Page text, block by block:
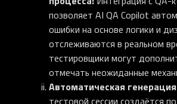
позволяет AI QA Copilot
ошибки на основе логики и
отслеживаются в реальном
тестировщики могут
отмечать неожиданные
Автоматическая
тестовой сессии создаётся